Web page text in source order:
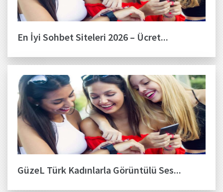
En İyi Sohbet Siteleri 2026 – Ücret...
GüzeL Türk Kadınlarla Görüntülü Ses...